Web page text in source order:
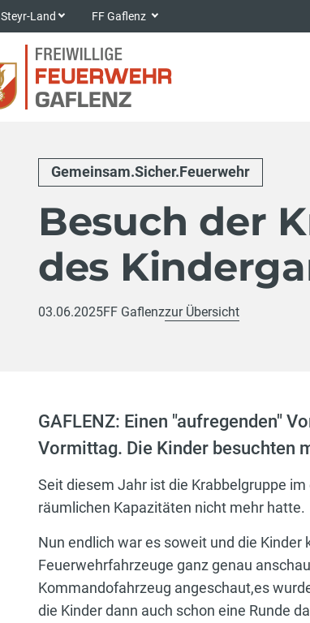
Steyr-Land FF Gaflenz
Gemeinsam.Sicher.Feuerwehr
Besuch der
des
03.06.2025FF Gaflenzzur Übersicht
GAFLENZ: Einen "aufregenden"
Vormittag. Die Kinder besuchten
Seit diesem Jahr ist die Krabbelgruppe
räumlichen Kapazitäten nicht mehr hatte.
Nun endlich war es soweit und die
Feuerwehrfahrzeuge ganz genau
Kommandofahrzeug angeschaut,es
die Kinder dann auch schon eine Runde